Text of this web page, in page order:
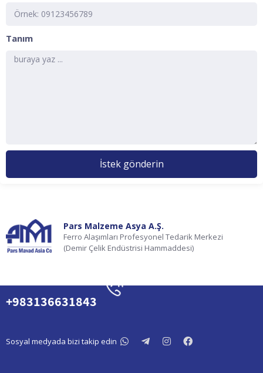
Tanım
İstek gönderin
Pars Malzeme Asya A.Ş.
Ferro Alaşımları Profesyonel Tedarik Merkezi
(Demir Çelik Endüstrisi Hammaddesi)
+983136631842
+983136631843
Sosyal medyada bizi takip edin